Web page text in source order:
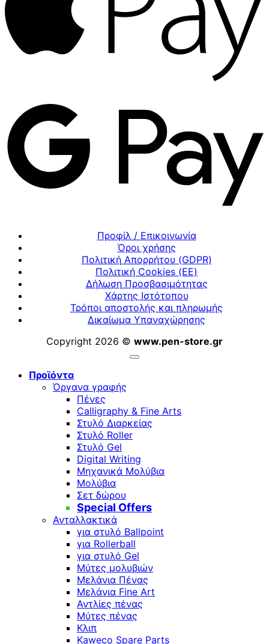
Προφίλ / Επικοινωνία
Όροι χρήσης
Πολιτική Απορρήτου (GDPR)
Πολιτική Cookies (ΕΕ)
Δήλωση Προσβασιμότητας
Χάρτης Ιστότοπου
Τρόποι αποστολής και πληρωμής
Δικαίωμα Υπαναχώρησης
Copyright 2026 © www.pen-store.gr
Προϊόντα
Όργανα γραφής
Πένες
Calligraphy & Fine Arts
Στυλό Διαρκείας
Στυλό Roller
Στυλό Gel
Digital Writing
Μηχανικά Μολύβια
Μολύβια
Σετ δώρου
Special Offers
Ανταλλακτικά
για στυλό Ballpoint
για Rollerball
για στυλό Gel
Μύτες μολυβιών
Μελάνια Πένας
Μελάνια Fine Art
Αντλίες πένας
Μύτες πένας
Κλιπ
Kaweco Spare Parts